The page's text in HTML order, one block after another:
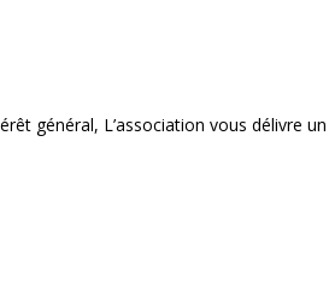
général, L’association vous délivre